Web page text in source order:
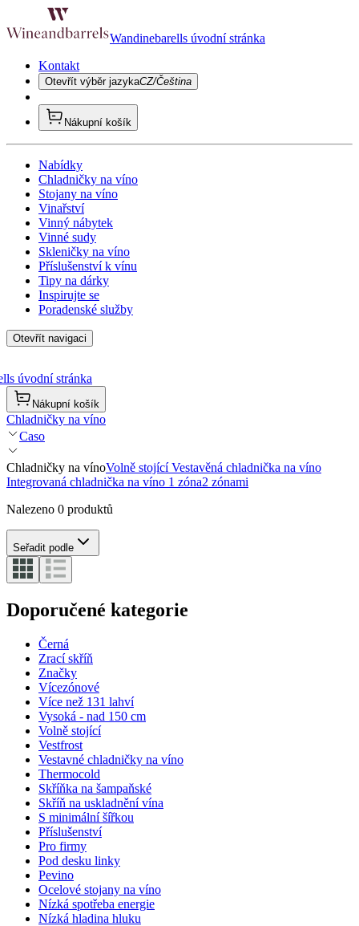
Wandinebarells úvodní stránka
Kontakt
Otevřít výběr jazykaCZ/Čeština
Nákupní košík
Nabídky
Chladničky na víno
Stojany na víno
Vinařství
Vinný nábytek
Vinné sudy
Skleničky na víno
Příslušenství k vínu
Tipy na dárky
Inspirujte se
Poradenské služby
Otevřít navigaci
úvodní stránka
Nákupní košík
Chladničky na víno
Caso
Chladničky na vínoVolně stojícíVestavěná chladnička na víno
Integrovaná chladnička na víno 1 zóna2 zónami
Nalezeno 0 produktů
Seřadit podle
Doporučené kategorie
Černá
Zrací skříň
Značky
Vícezónové
Více než 131 lahví
Vysoká - nad 150 cm
Volně stojící
Vestfrost
Vestavné chladničky na víno
Thermocold
Skříňka na šampaňské
Skříň na uskladnění vína
S minimální šířkou
Příslušenství
Pro firmy
Pod desku linky
Pevino
Ocelové stojany na víno
Nízká spotřeba energie
Nízká hladina hluku